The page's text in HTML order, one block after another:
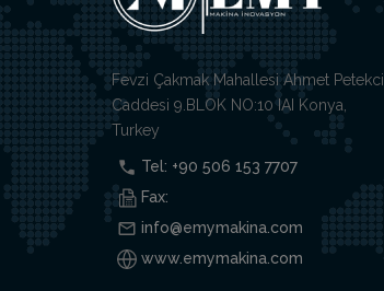
Fevzi Çakmak Mahallesi Ahmet Petekci
Caddesi 9.BLOK NO:10 IAI Konya,
Turkey
Tel: +90 506 153 7707
Fax:
info@emymakina.com
www.emymakina.com